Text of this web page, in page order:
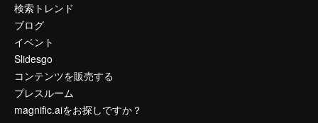
検索トレンド
ブログ
イベント
Slidesgo
コンテンツを販売する
プレスルーム
magnific.aiをお探しですか？